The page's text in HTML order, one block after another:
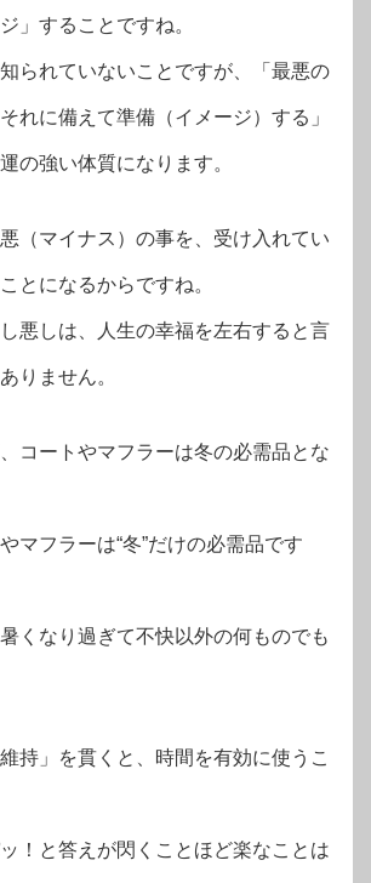
」することですね。
られていないことですが、「最悪の
れに備えて準備（イメージ）する」
の強い体質になります。
（マイナス）の事を、受け入れてい
とになるからですね。
悪しは、人生の幸福を左右すると言
りません。
コートやマフラーは冬の必需品とな
マフラーは“冬”だけの必需品です
くなり過ぎて不快以外の何ものでも
持」を貫くと、時間を有効に使うこ
！と答えが閃くことほど楽なことは